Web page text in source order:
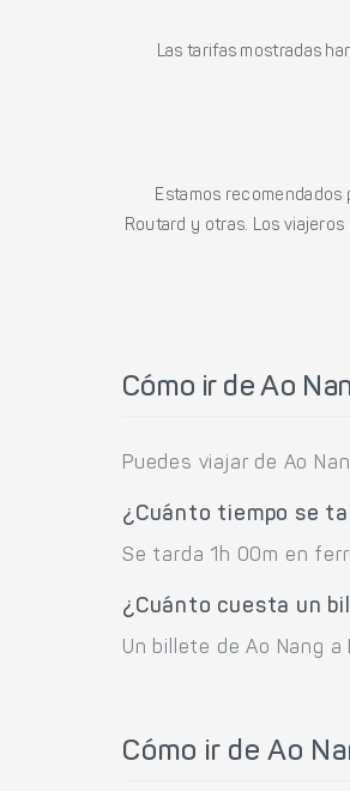
Las tarifas mostradas
Estamos recomendados
Routard y otras. Los
Cómo ir de Ao
Puedes viajar de Ao
¿Cuánto tiempo se
Se tarda 1h 00m en
¿Cuánto cuesta un
Un billete de Ao Nang
Cómo ir de Ao